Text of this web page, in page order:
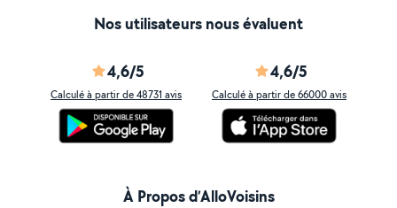
Nos utilisateurs nous évaluent
4,6/5
Calculé à partir de 48731 avis
4,6/5
Calculé à partir de 66000 avis
À Propos d’AlloVoisins